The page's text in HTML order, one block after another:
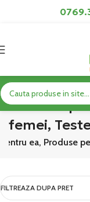
Produse
femei,
ea, Produse
FILTREAZA DUPA PRET